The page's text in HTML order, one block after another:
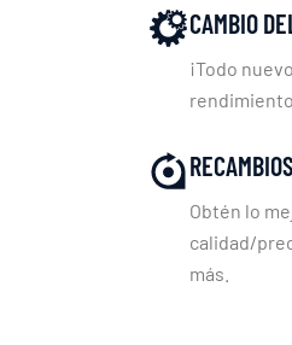
CAMBIO
¡Todo
Obtén lo
calidad/
más.